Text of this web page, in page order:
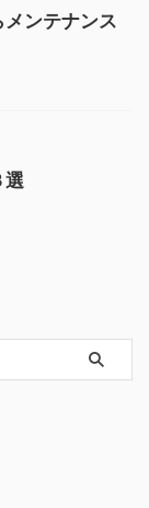
ンテナンス
選